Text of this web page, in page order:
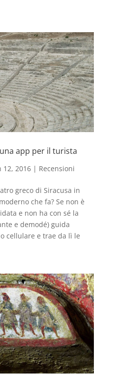
app per il turista
12, 2016| Recensioni
greco di Siracusa in
che fa? Se non è
e non ha con sé la
e demodé) guida
cellulare e trae da lì le